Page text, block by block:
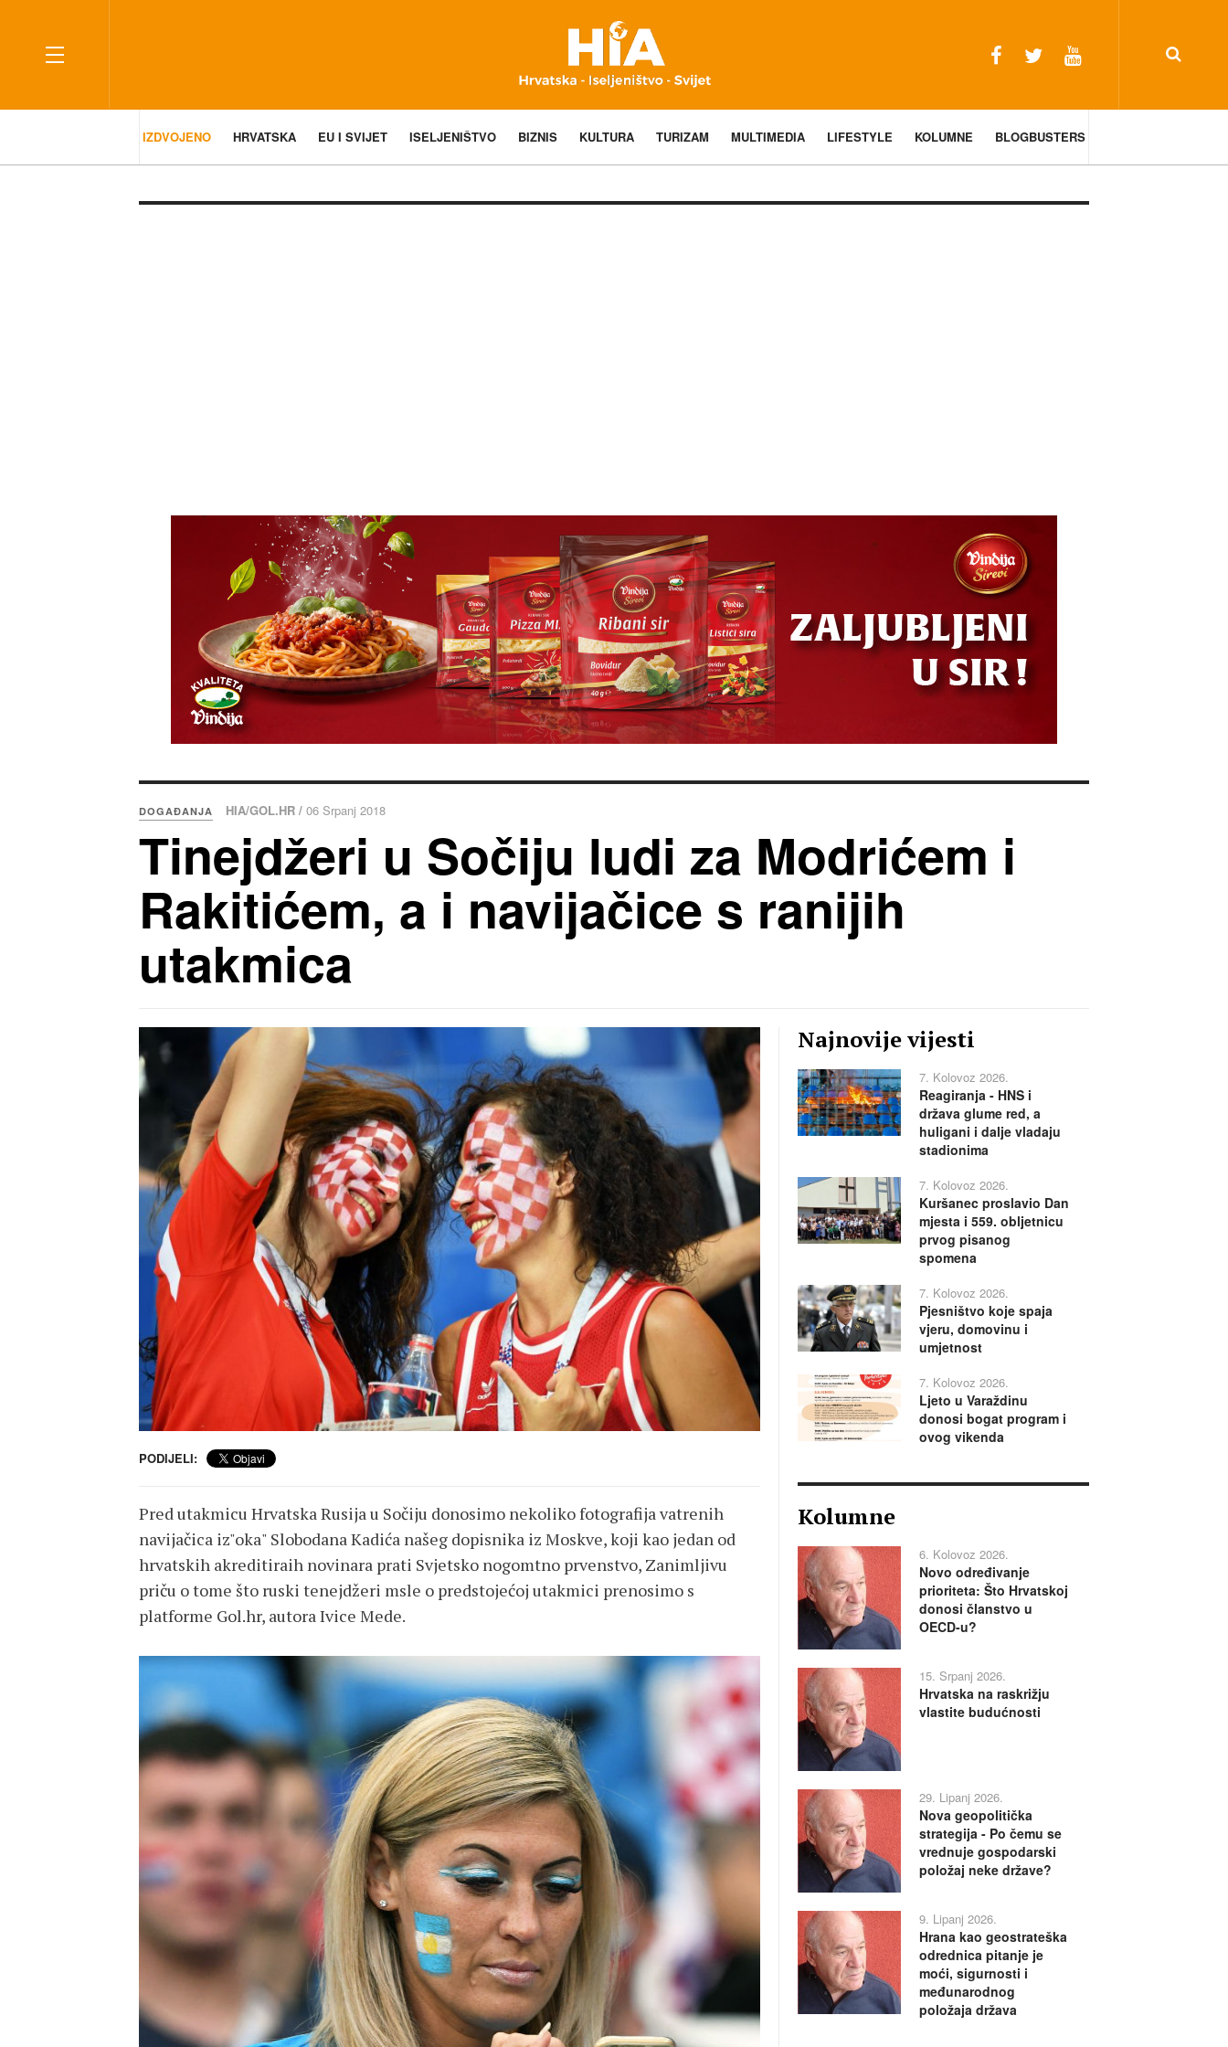
IZDVOJENO HRVATSKA EU I SVIJET ISELJENIŠTVO BIZNIS KULTURA TURIZAM MULTIMEDIA LIFESTYLE KOLUMNE BLOGBUSTERS
DOGAĐANJA HIA/GOL.HR / 06 Srpanj 2018
Tinejdžeri u Sočiju ludi za Modrićem i
Rakitićem, a i navijačice s ranijih
utakmica
PODIJELI:
Pred utakmicu Hrvatska Rusija u Sočiju donosimo nekoliko fotografija vatrenih
navijačica iz"oka" Slobodana Kadića našeg dopisnika iz Moskve, koji kao jedan od
hrvatskih akreditiraih novinara prati Svjetsko nogomtno prvenstvo, Zanimljivu
priču o tome što ruski tenejdžeri msle o predstojećoj utakmici prenosimo s
platforme Gol.hr, autora Ivice Mede.
Najnovije vijesti
7. Kolovoz 2026.
Reagiranja - HNS i
država glume red, a
huligani i dalje vladaju
stadionima
7. Kolovoz 2026.
Kuršanec proslavio Dan
mjesta i 559. obljetnicu
prvog pisanog
spomena
7. Kolovoz 2026.
Pjesništvo koje spaja
vjeru, domovinu i
umjetnost
7. Kolovoz 2026.
Ljeto u Varaždinu
donosi bogat program i
ovog vikenda
Kolumne
6. Kolovoz 2026.
Novo određivanje
prioriteta: Što Hrvatskoj
donosi članstvo u
OECD-u?
15. Srpanj 2026.
Hrvatska na raskrižju
vlastite budućnosti
29. Lipanj 2026.
Nova geopolitička
strategija - Po čemu se
vrednuje gospodarski
položaj neke države?
9. Lipanj 2026.
Hrana kao geostrateška
odrednica pitanje je
moći, sigurnosti i
međunarodnog
položaja država